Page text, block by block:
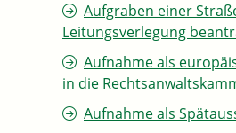
Aufgraben einer
Leitungsverlegung
Aufnahme als
in die
Aufnahme als